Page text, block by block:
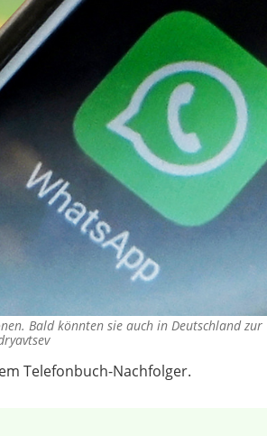
Bald könnten sie auch in Deutschland zur
Telefonbuch-Nachfolger.